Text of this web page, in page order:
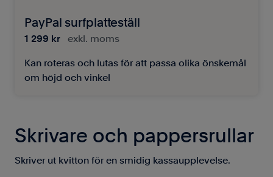
PayPal surfplatteställ
1 299 kr exkl. moms
Kan roteras och lutas för att passa olika önskemål
om höjd och vinkel
Skrivare och pappersrullar
Skriver ut kvitton för en smidig kassaupplevelse.